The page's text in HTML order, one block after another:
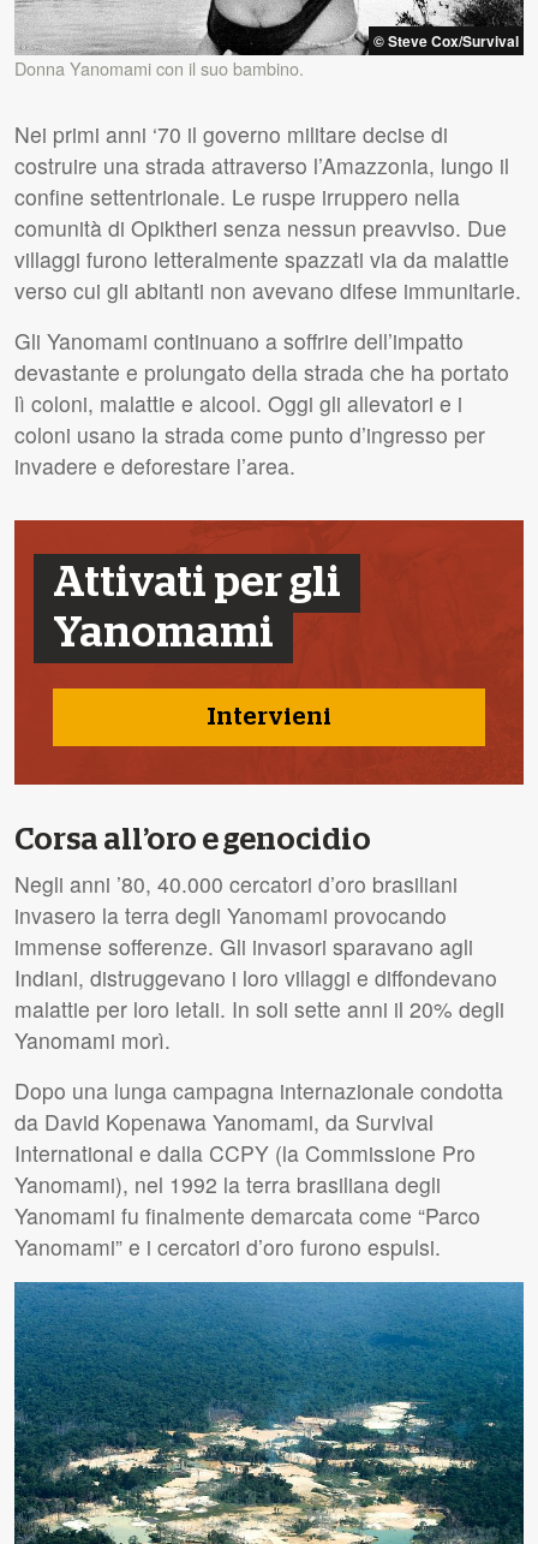
© Steve Cox/Survival
Donna Yanomami con il suo bambino.
Nei primi anni ‘70 il governo militare decise di
costruire una strada attraverso l’Amazzonia, lungo il
confine settentrionale. Le ruspe irruppero nella
comunità di Opiktheri senza nessun preavviso. Due
villaggi furono letteralmente spazzati via da malattie
verso cui gli abitanti non avevano difese immunitarie.
Gli Yanomami continuano a soffrire dell’impatto
devastante e prolungato della strada che ha portato
lì coloni, malattie e alcool. Oggi gli allevatori e i
coloni usano la strada come punto d’ingresso per
invadere e deforestare l’area.
Attivati per gli
Yanomami
Intervieni
Corsa all’oro e genocidio
Negli anni ’80, 40.000 cercatori d’oro brasiliani
invasero la terra degli Yanomami provocando
immense sofferenze. Gli invasori sparavano agli
Indiani, distruggevano i loro villaggi e diffondevano
malattie per loro letali. In soli sette anni il 20% degli
Yanomami morì.
Dopo una lunga campagna internazionale condotta
da David Kopenawa Yanomami, da Survival
International e dalla CCPY (la Commissione Pro
Yanomami), nel 1992 la terra brasiliana degli
Yanomami fu finalmente demarcata come “Parco
Yanomami” e i cercatori d’oro furono espulsi.